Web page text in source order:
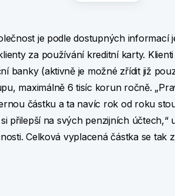
je podle dostupných
za používání kreditní karty.
banky (aktivně je možné zřídit již
maximálně 6 tisíc korun ročně.
částku a ta navíc rok od roku
přilepší na svých penzijních účtech,“
Celková vyplacená částka se tak